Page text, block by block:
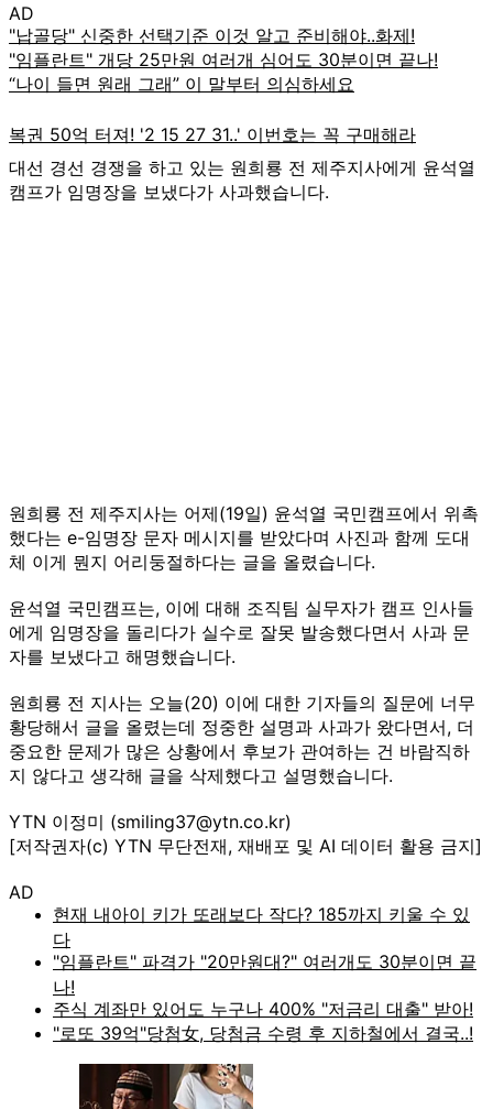
AD
대선 경선 경쟁을 하고 있는 원희룡 전 제주지사에게 윤석열
캠프가 임명장을 보냈다가 사과했습니다.
원희룡 전 제주지사는 어제(19일) 윤석열 국민캠프에서 위촉
했다는 e-임명장 문자 메시지를 받았다며 사진과 함께 도대
체 이게 뭔지 어리둥절하다는 글을 올렸습니다.
윤석열 국민캠프는, 이에 대해 조직팀 실무자가 캠프 인사들
에게 임명장을 돌리다가 실수로 잘못 발송했다면서 사과 문
자를 보냈다고 해명했습니다.
원희룡 전 지사는 오늘(20) 이에 대한 기자들의 질문에 너무
황당해서 글을 올렸는데 정중한 설명과 사과가 왔다면서, 더
중요한 문제가 많은 상황에서 후보가 관여하는 건 바람직하
지 않다고 생각해 글을 삭제했다고 설명했습니다.
YTN 이정미 (smiling37@ytn.co.kr)
[저작권자(c) YTN 무단전재, 재배포 및 AI 데이터 활용 금지]
AD